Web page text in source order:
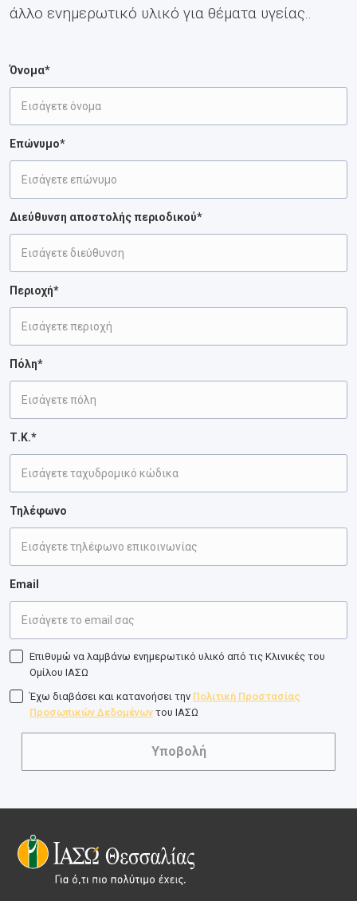
άλλο ενημερωτικό υλικό για θέματα υγείας..
Όνομα*
Επώνυμο*
Διεύθυνση αποστολής περιοδικού*
Περιοχή*
Πόλη*
Τ.Κ.*
Τηλέφωνο
Email
Επιθυμώ να λαμβάνω ενημερωτικό υλικό από τις Κλινικές του
Ομίλου ΙΑΣΩ
Έχω διαβάσει και κατανοήσει την Πολιτική Προστασίας
Προσωπικών Δεδομένων του ΙΑΣΩ
Υποβολή